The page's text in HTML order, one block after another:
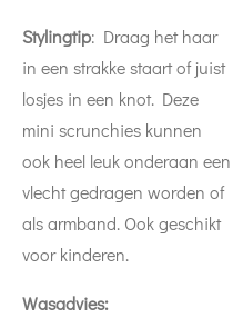
Stylingtip: Draag het haar
in een strakke staart of juist
losjes in een knot. Deze
mini scrunchies kunnen
ook heel leuk onderaan een
vlecht gedragen worden of
als armband. Ook geschikt
voor kinderen.
Wasadvies: